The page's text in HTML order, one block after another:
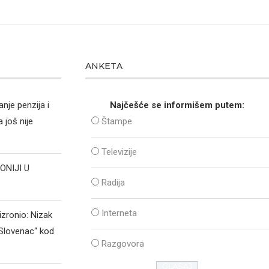
penzija i
još nije
U
Nizak
kod
ANKETA
Najčešće se informišem putem:
Štampe
Televizije
Radija
Interneta
Razgovora